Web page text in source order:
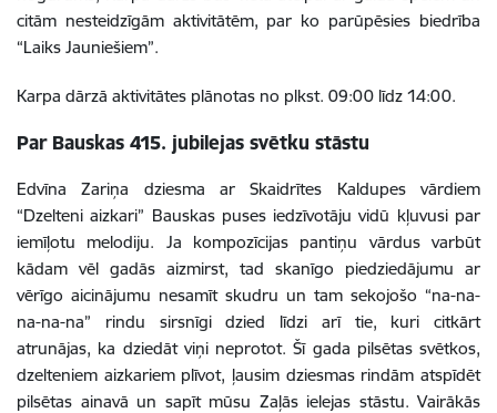
citām nesteidzīgām aktivitātēm, par ko parūpēsies biedrība
“Laiks Jauniešiem”.
Karpa dārzā aktivitātes plānotas no plkst. 09:00 līdz 14:00.
Par Bauskas 415. jubilejas svētku stāstu
Edvīna Zariņa dziesma ar Skaidrītes Kaldupes vārdiem
“Dzelteni aizkari” Bauskas puses iedzīvotāju vidū kļuvusi par
iemīļotu melodiju. Ja kompozīcijas pantiņu vārdus varbūt
kādam vēl gadās aizmirst, tad skanīgo piedziedājumu ar
vērīgo aicinājumu nesamīt skudru un tam sekojošo “na-na-
na-na-na” rindu sirsnīgi dzied līdzi arī tie, kuri citkārt
atrunājas, ka dziedāt viņi neprotot. Šī gada pilsētas svētkos,
dzelteniem aizkariem plīvot, ļausim dziesmas rindām atspīdēt
pilsētas ainavā un sapīt mūsu Zaļās ielejas stāstu. Vairākās